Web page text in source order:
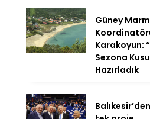
Güney
Karakoyun:
Sezona
Hazırladık